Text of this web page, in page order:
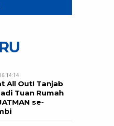
All Out! Tanjab
Tuan Rumah
se-